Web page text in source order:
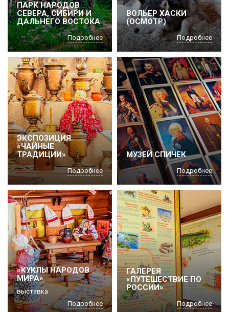
ПАРК НАРОДОВ
СЕВЕРА, СИБИРИ И
ДАЛЬНЕГО ВОСТОКА
Подробнее
ВОЛЬЕР ХАСКИ
(ОСМОТР)
Подробнее
ЭКСПОЗИЦИЯ
«ЧАЙНЫЕ
ТРАДИЦИИ»
Подробнее
МУЗЕЙ СПИЧЕК
Подробнее
«КУКЛЫ НАРОДОВ
МИРА»
выставка
Подробнее
ГАЛЕРЕЯ
«ПУТЕШЕСТВИЕ ПО
РОССИИ»
Подробнее